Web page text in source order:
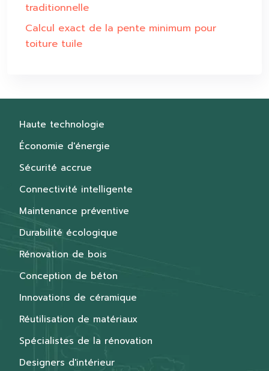
traditionnelle
Calcul exact de la pente minimum pour
toiture tuile
Haute technologie
Économie d'énergie
Sécurité accrue
Connectivité intelligente
Maintenance préventive
Durabilité écologique
Rénovation de bois
Conception de béton
Innovations de céramique
Réutilisation de matériaux
Spécialistes de la rénovation
Designers d'intérieur